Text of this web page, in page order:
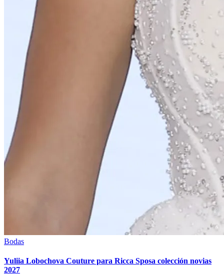
Bodas
Yuliia Lobochova Couture para Ricca Sposa colección novias
2027